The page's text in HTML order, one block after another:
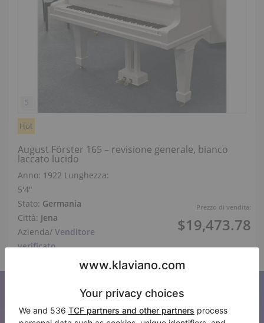
Prezzo di vendita:
$19,473.78
Hot
August Förster 165 – revisione generale, bianco
laccato lucido
Anno: 1922 Lunghezza:
5′4″
Stato: Germania
Città: Jena
Azienda/ Venditore
verificato
Tenetevi aggiornati su tutte le novità di Klaviano